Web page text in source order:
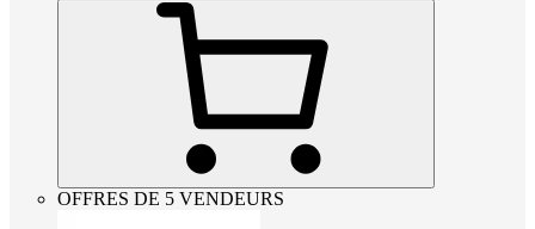
OFFRES DE 5 VENDEURS